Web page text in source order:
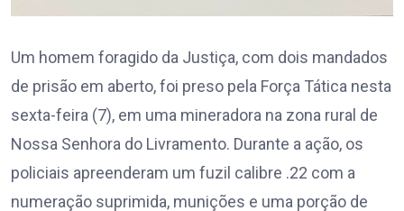
Um homem foragido da Justiça, com dois mandados
de prisão em aberto, foi preso pela Força Tática nesta
sexta-feira (7), em uma mineradora na zona rural de
Nossa Senhora do Livramento. Durante a ação, os
policiais apreenderam um fuzil calibre .22 com a
numeração suprimida, munições e uma porção de